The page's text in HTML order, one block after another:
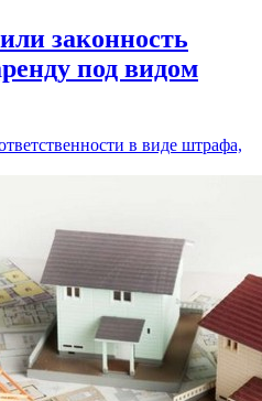
законность
под видом
в виде штрафа,